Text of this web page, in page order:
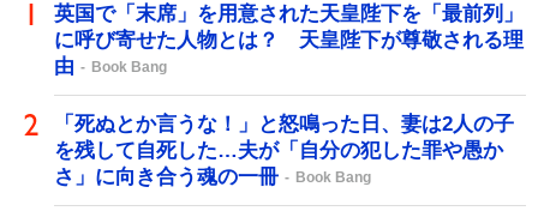
英国で「末席」を用意された天皇陛下を「最前列」
に呼び寄せた人物とは？ 天皇陛下が尊敬される理
由
Book Bang
「死ぬとか言うな！」と怒鳴った日、妻は2人の子
を残して自死した…夫が「自分の犯した罪や愚か
さ」に向き合う魂の一冊
Book Bang